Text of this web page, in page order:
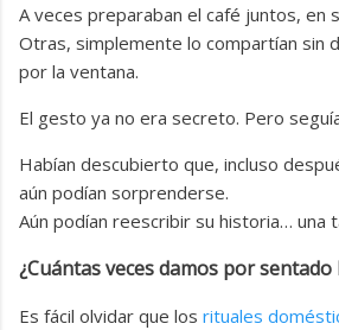
A veces preparaban el café juntos, en
Otras, simplemente lo compartían sin
por la ventana.
El gesto ya no era secreto. Pero
Habían descubierto que, incluso
aún podían sorprenderse.
Aún podían reescribir su historia… una
¿Cuántas veces damos por
Es fácil olvidar que los rituales